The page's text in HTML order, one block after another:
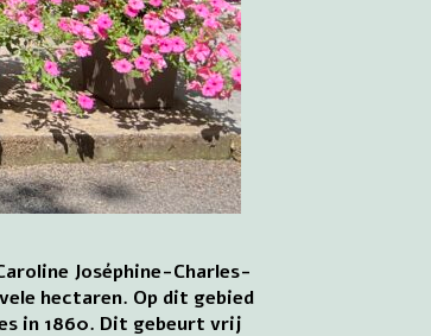
Joséphine-Charles-
hectaren. Op dit gebied
in 1860. Dit gebeurt vrij